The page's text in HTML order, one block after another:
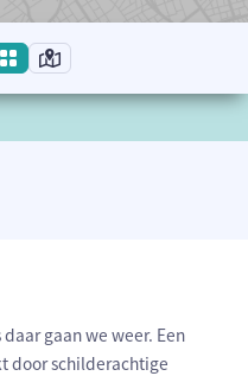
gaan we weer. Een
door schilderachtige